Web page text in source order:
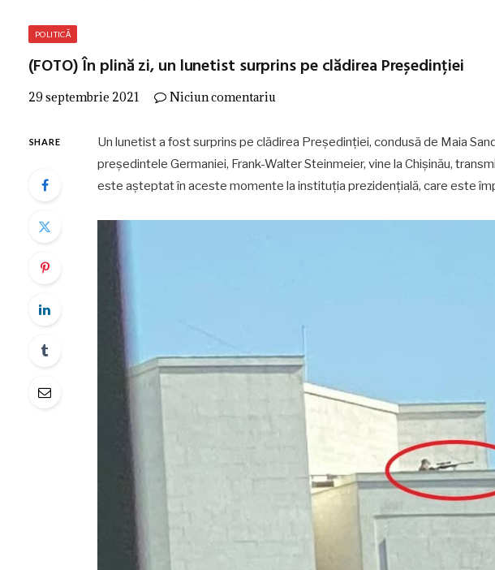
POLITICĂ
(FOTO) În plină zi, un lunetist surprins pe clădirea Președinției
29 septembrie 2021 Niciun comentariu
SHARE
Un lunetist a fost surprins pe clădirea Președinției, condusă de Maia
președintele Germaniei, Frank-Walter Steinmeier, vine la Chișinău,
este așteptat în aceste momente la instituția prezidențială, care este